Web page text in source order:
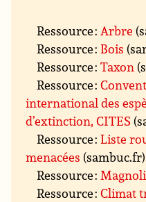
Ressource : Arbre
Ressource : Bois
Ressource :Taxon
Ressource :
international des
d’extinction, CITES
Ressource :Liste
menacées (sambuc.fr)
Ressource :
Ressource :Climat